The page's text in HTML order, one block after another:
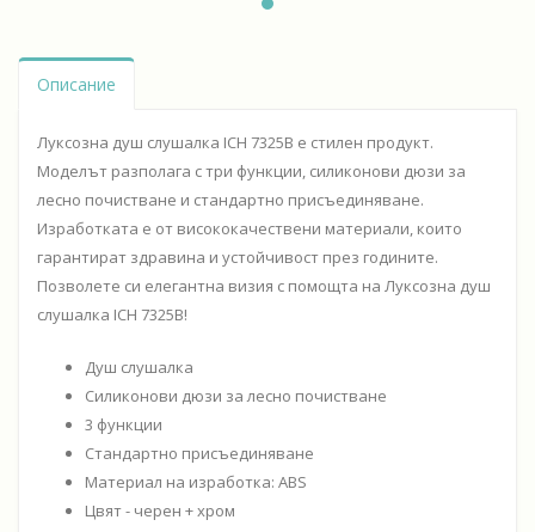
Описание
Луксозна душ слушалка ICH 7325B е стилен продукт.
Моделът разполага с три функции, силиконови дюзи за
лесно почистване и стандартно присъединяване.
Изработката е от висококачествени материали, които
гарантират здравина и устойчивост през годините.
Позволете си елегантна визия с помощта на Луксозна душ
слушалка ICH 7325B!
Душ слушалка
Силиконови дюзи за лесно почистване
3 функции
Стандартно присъединяване
Материал на изработка: ABS
Цвят - черен + хром